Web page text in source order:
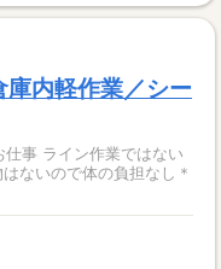
庫内軽作業／シー
事 ライン作業ではない
ないので体の負担なし＊